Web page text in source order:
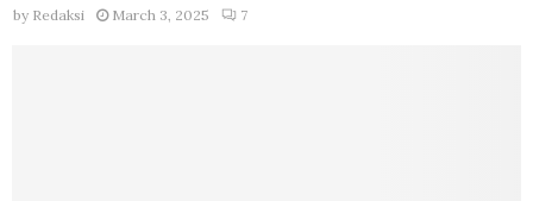
by Redaksi March 3, 2025 7